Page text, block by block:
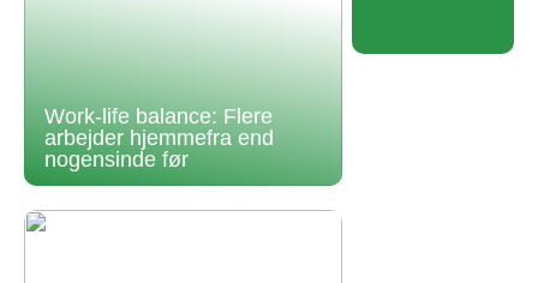
Work-life balance: Flere
arbejder hjemmefra end
nogensinde før